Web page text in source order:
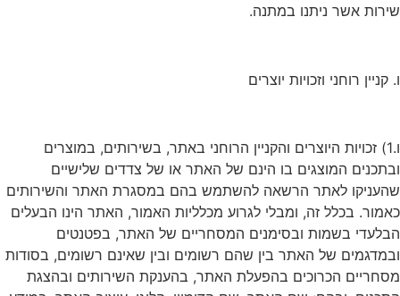
שירות אשר ניתנו במתנה.
ו. קניין רוחני וזכויות יוצרים
ו.1) זכויות היוצרים והקניין הרוחני באתר, בשירותים, במוצרים
ובתכנים המוצגים בו הינם של האתר או של צדדים שלישיים
שהעניקו לאתר הרשאה להשתמש בהם במסגרת האתר והשירותים
כאמור. בכלל זה, ומבלי לגרוע מכלליות האמור, האתר הינו הבעלים
הבלעדי בשמות ובסימנים המסחריים של האתר, בפטנטים
ובמדגמים של האתר בין שהם רשומים ובין שאינם רשומים, בסודות
מסחריים הכרוכים בהפעלת האתר, בהענקת השירותים ובהצגת